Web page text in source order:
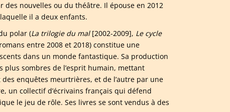
nouvelles ou du théâtre. Il épouse en 2012
il a deux enfants.
polar (La trilogie du mal[2002-2009], Le cycle
entre 2008 et 2018) constitue une
dans un monde fantastique. Sa production
plus sombres de l’esprit humain, mettant
enquêtes meurtrières, et de l’autre par une
un collectif d’écrivains français qui défend
le jeu de rôle. Ses livres se sont vendus à des